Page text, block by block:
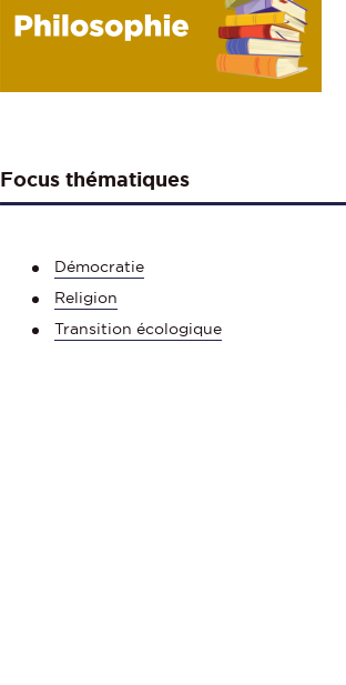
Focus thématiques
Démocratie
Religion
Transition écologique